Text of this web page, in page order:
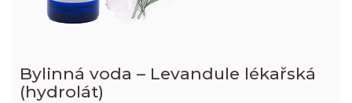
Bylinná voda – Levandule lékařská
(hydrolát)